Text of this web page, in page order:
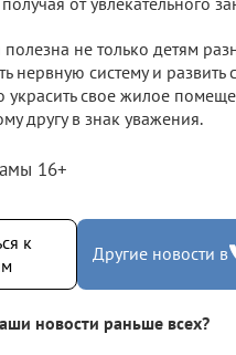
полезна не только детям
нервную систему и
свое жилое
другу в знак уважения.
16+
к
Другие новости в
новости раньше всех?